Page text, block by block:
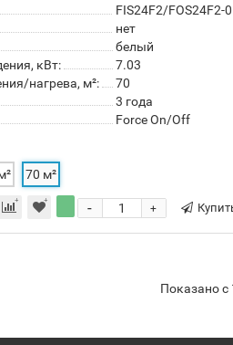
FIS24F2/FOS24F2-
нет
белый
кВт:
7.03
нагрева, м²:
70
3 года
Force On/Off
70 м²
+
-
Показано с